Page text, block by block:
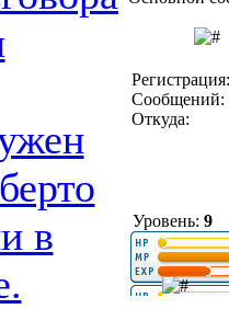
в
Сообщений:
Откуда:
Уровень: 9